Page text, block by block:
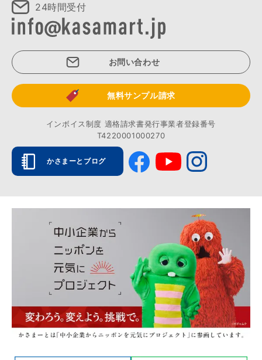
24時間受付
お問い合わせ
無料サンプル請求
インボイス制度 適格請求書発行事業者登録番号
T4220001000270
かさまーとブログ